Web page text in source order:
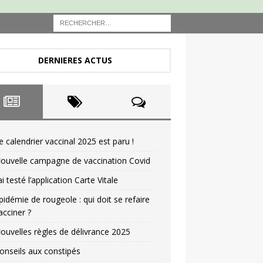
DERNIERES ACTUS
calendrier vaccinal 2025 est paru !
campagne de vaccination Covid
testé l’application Carte Vitale
de rougeole : qui doit se refaire
?
règles de délivrance 2025
aux constipés